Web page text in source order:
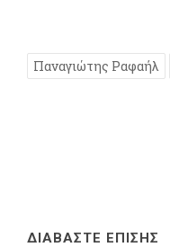
Παναγιώτης Ραφαήλ
ΔΙΑΒΑΣΤΕ ΕΠΙΣΗΣ